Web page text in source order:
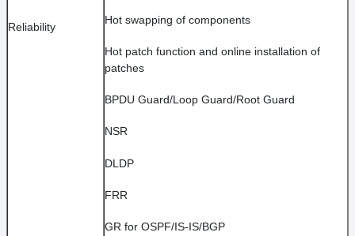
Reliability
Hot swapping of components
Hot patch function and online installation of
patches
BPDU Guard/Loop Guard/Root Guard
NSR
DLDP
FRR
GR for OSPF/IS-IS/BGP